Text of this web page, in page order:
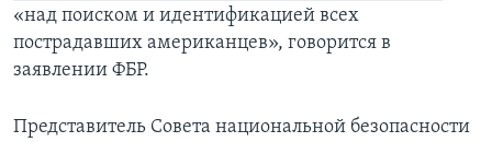
«над поиском и идентификацией всех
пострадавших американцев», говорится в
заявлении ФБР.
Представитель Совета национальной безопасности